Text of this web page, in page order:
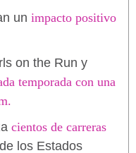
un impacto positivo
on the Run y
temporada con una
cientos de carreras
los Estados